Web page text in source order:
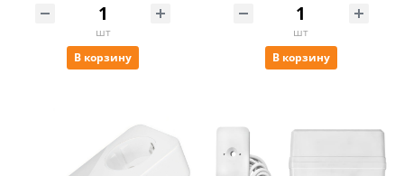
шт
В корзину
шт
В корзину